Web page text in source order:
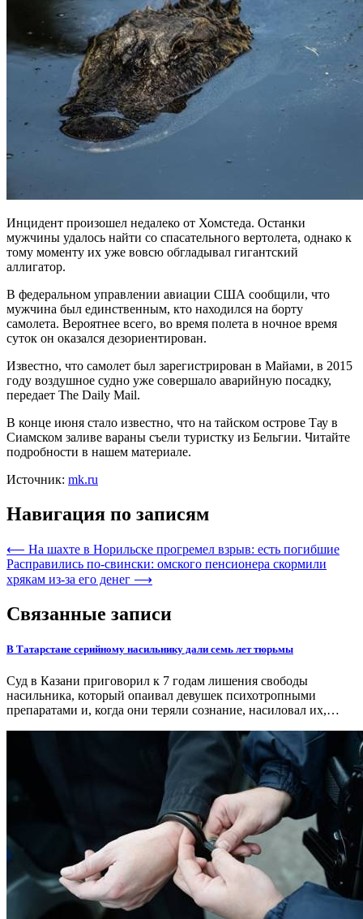
Инцидент произошел недалеко от Хомстеда. Останки
мужчины удалось найти со спасательного вертолета, однако к
тому моменту их уже вовсю обгладывал гигантский
аллигатор.
В федеральном управлении авиации США сообщили, что
мужчина был единственным, кто находился на борту
самолета. Вероятнее всего, во время полета в ночное время
суток он оказался дезориентирован.
Известно, что самолет был зарегистрирован в Майами, в 2015
году воздушное судно уже совершало аварийную посадку,
передает The Daily Mail.
В конце июня стало известно, что на тайском острове Тау в
Сиамском заливе вараны съели туристку из Бельгии. Читайте
подробности в нашем материале.
Источник: mk.ru
Навигация по записям
⟵ На шахте в Норильске прогремел взрыв: есть погибшие
Расправились по-свински: омского пенсионера скормили
хрякам из-за его денег ⟶
Связанные записи
В Татарстане серийному насильнику дали семь лет тюрьмы
Суд в Казани приговорил к 7 годам лишения свободы
насильника, который опаивал девушек психотропными
препаратами и, когда они теряли сознание, насиловал их,…